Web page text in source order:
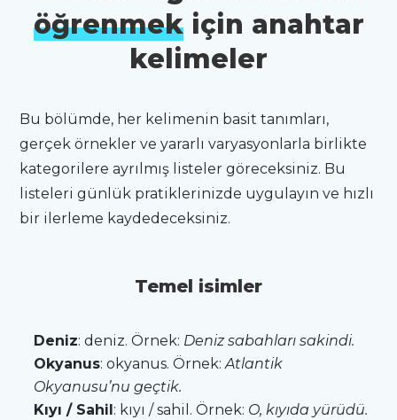
öğrenmekiçin anahtar
kelimeler
Bu bölümde, her kelimenin basit tanımları,
gerçek örnekler ve yararlı varyasyonlarla birlikte
kategorilere ayrılmış listeler göreceksiniz. Bu
listeleri günlük pratiklerinizde uygulayın ve hızlı
bir ilerleme kaydedeceksiniz.
Temel isimler
Deniz: deniz. Örnek: Deniz sabahları sakindi.
Okyanus: okyanus. Örnek:Atlantik
Okyanusu’nu geçtik.
Kıyı / Sahil: kıyı / sahil. Örnek: O, kıyıda yürüdü.